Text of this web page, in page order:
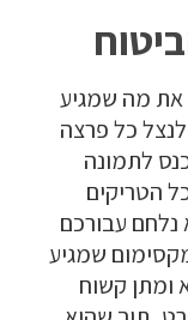
את מה שמגיע
כל פרצה
לתמונה
הטריקים
נלחם עבורכם
שמגיע
ומתן קשוח